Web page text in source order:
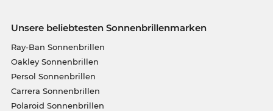
Unsere beliebtesten Sonnenbrillenmarken
Ray-Ban Sonnenbrillen
Oakley Sonnenbrillen
Persol Sonnenbrillen
Carrera Sonnenbrillen
Polaroid Sonnenbrillen